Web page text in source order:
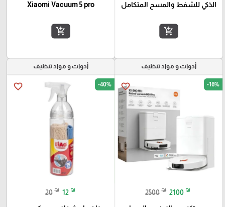
الذكي للشفط والمسح المتكامل
add_shopping_cart
Xiaomi Vacuum 5 pro
add_shopping_cart
أدوات و مواد تنظيف
favorite_border -16%
2500 ₪ 2100 ₪
أدوات و مواد تنظيف
favorite_border -40%
20 ₪ 12 ₪